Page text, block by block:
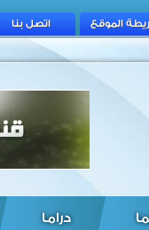
الموقع اتصل بنا
دراما